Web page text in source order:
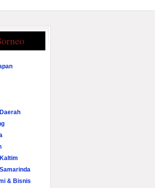
& Bisnis